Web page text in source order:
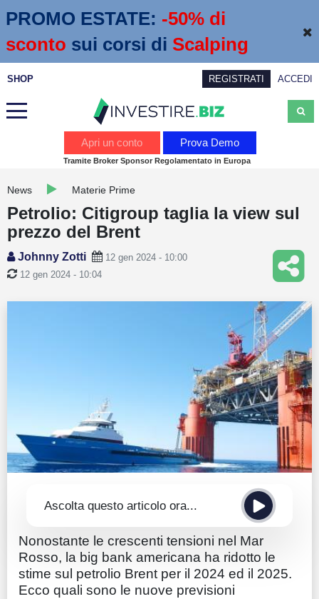
PROMO ESTATE: -50% di
sconto sui corsi di Scalping
SHOP REGISTRATI ACCEDI
Calendario economico
Webinar
Servizi
Trading
Guru Monitor
Stagionalità
Apri un conto Prova Demo
Tramite Broker Sponsor Regolamentato in Europa
News Materie Prime
Petrolio: Citigroup taglia la view sul
prezzo del Brent
Johnny Zotti
12 gen 2024 - 10:00
12 gen 2024 - 10:04
Ascolta questo articolo ora...
Nonostante le crescenti tensioni nel Mar
Rosso, la big bank americana ha ridotto le
stime sul petrolio Brent per il 2024 ed il 2025.
Ecco quali sono le nuove previsioni